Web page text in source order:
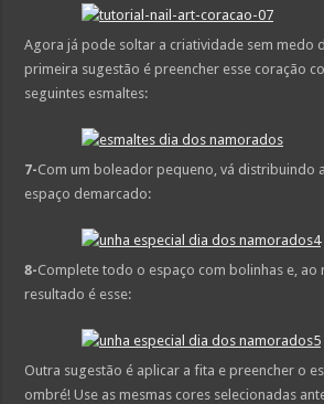
Agora já pode soltar a criatividade sem medo
primeira sugestão é preencher esse coração
seguintes esmaltes:
7-Com um boleador pequeno, vá distribuindo
espaço demarcado:
8-Complete todo o espaço com bolinhas e, ao
resultado é esse:
Outra sugestão é aplicar a fita e preencher o
ombré! Use as mesmas cores selecionadas